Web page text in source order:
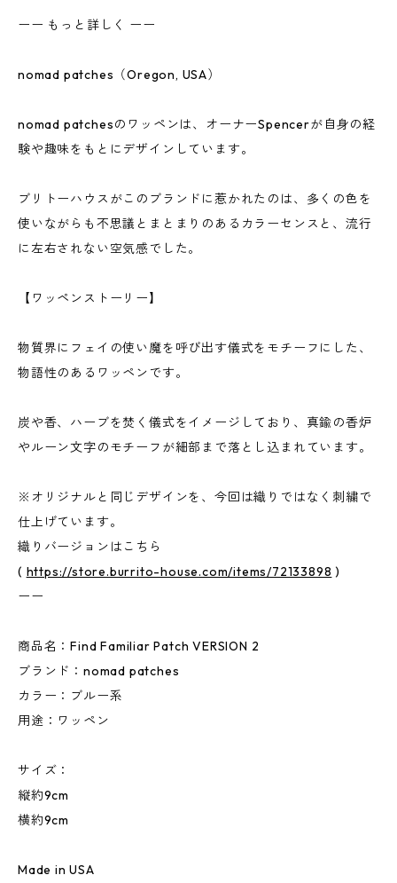
ーー もっと詳しく ーー
nomad patches（Oregon, USA）
nomad patchesのワッペンは、オーナーSpencerが自身の経
験や趣味をもとにデザインしています。
ブリトーハウスがこのブランドに惹かれたのは、多くの色を
使いながらも不思議とまとまりのあるカラーセンスと、流行
に左右されない空気感でした。
【ワッペンストーリー】
物質界にフェイの使い魔を呼び出す儀式をモチーフにした、
物語性のあるワッペンです。
炭や香、ハーブを焚く儀式をイメージしており、真鍮の香炉
やルーン文字のモチーフが細部まで落とし込まれています。
※オリジナルと同じデザインを、今回は織りではなく刺繍で
仕上げています。
織りバージョンはこちら
( https://store.burrito-house.com/items/72133898 )
ーー
商品名：Find Familiar Patch VERSION 2
ブランド：nomad patches
カラー：ブルー系
用途：ワッペン
サイズ：
縦約9cm
横約9cm
Made in USA